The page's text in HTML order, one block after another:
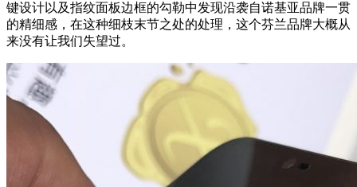
键设计以及指纹面板边框的勾勒中发现沿袭自诺基亚品牌一贯
的精细感，在这种细枝末节之处的处理，这个芬兰品牌大概从
来没有让我们失望过。